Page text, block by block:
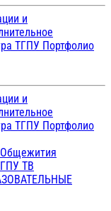
и
ТГПУ Портфолио
и
ТГПУ Портфолио
Общежития
ТВ